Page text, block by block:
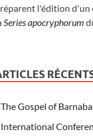
l'édition d'un
Series apocryphorum
The Gospel of
International